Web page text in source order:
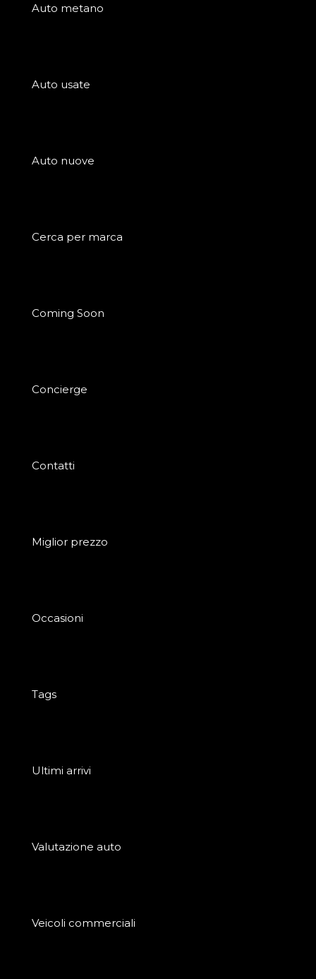
Auto metano
Auto usate
Auto nuove
Cerca per marca
Coming Soon
Concierge
Contatti
Miglior prezzo
Occasioni
Tags
Ultimi arrivi
Valutazione auto
Veicoli commerciali